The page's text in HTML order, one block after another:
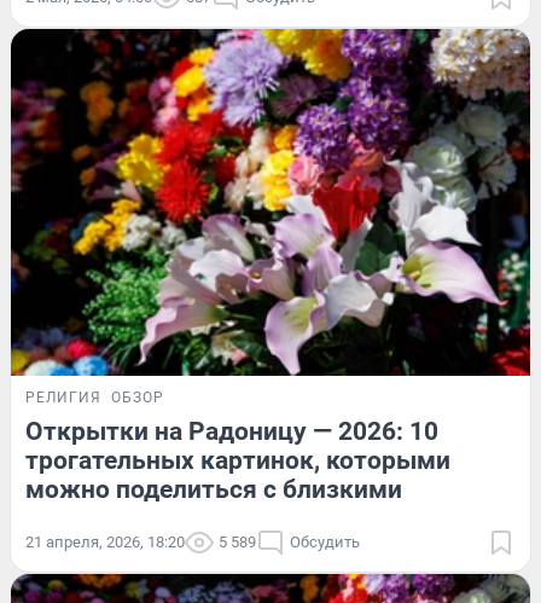
РЕЛИГИЯ ОБЗОР
Открытки на Радоницу — 2026: 10
трогательных картинок, которыми
можно поделиться с близкими
21 апреля, 2026, 18:20 5 589 Обсудить